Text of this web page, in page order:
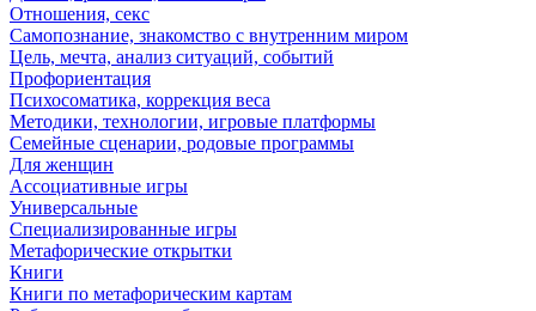
Отношения, секс
Самопознание, знакомство с внутренним миром
Цель, мечта, анализ ситуаций, событий
Профориентация
Психосоматика, коррекция веса
Методики, технологии, игровые платформы
Семейные сценарии, родовые программы
Для женщин
Ассоциативные игры
Универсальные
Специализированные игры
Метафорические открытки
Книги
Книги по метафорическим картам